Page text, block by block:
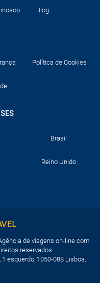
Blog
Política de Cookies
Brasil
Reino Unido
de viagens on-line com
reservados
esquerdo, 1050-088 Lisboa,